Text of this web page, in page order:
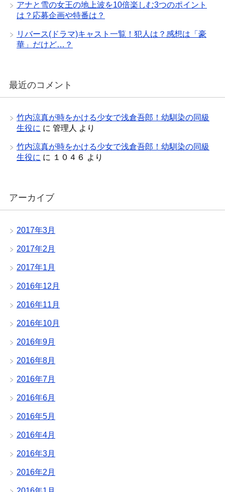
アナと雪の女王の地上波を10倍楽しむ3つのポイント
は？応募企画や特番は？
リバース(ドラマ)キャスト一覧！犯人は？感想は「豪
華」だけど…？
最近のコメント
竹内涼真が時をかける少女で浅倉吾郎！幼馴染の同級
生役に に 管理人 より
竹内涼真が時をかける少女で浅倉吾郎！幼馴染の同級
生役に に １０４６ より
アーカイブ
2017年3月
2017年2月
2017年1月
2016年12月
2016年11月
2016年10月
2016年9月
2016年8月
2016年7月
2016年6月
2016年5月
2016年4月
2016年3月
2016年2月